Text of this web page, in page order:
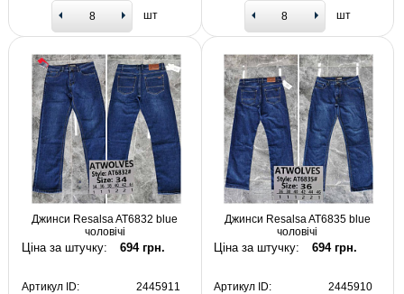
шт шт
Джинси Resalsa AT6832 blue
чоловічі
Ціна за штучку: 694 грн.
Артикул ID:
2445911
Джинси Resalsa AT6835 blue
чоловічі
Ціна за штучку: 694 грн.
Артикул ID:
2445910